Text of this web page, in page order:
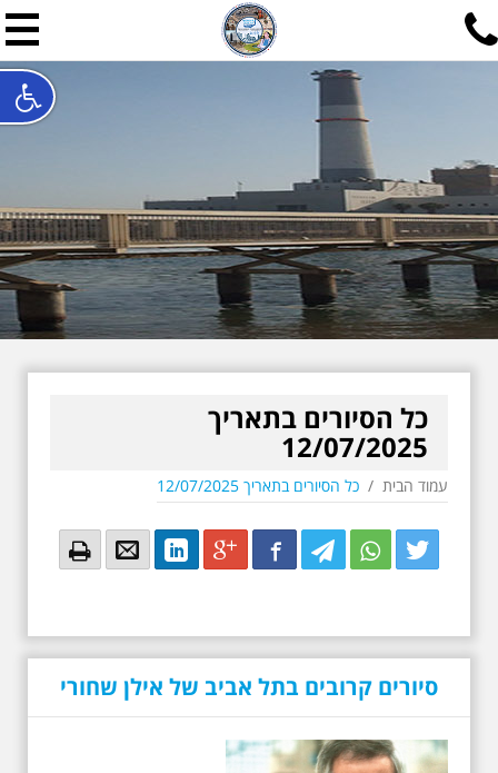
תל אביב שלי
תיור ישראלי בעריכת אילן
האתר המרכזי להיסטוריה של תל אביב ותולדות ארץ ישראל -
חייגו עכשיו:052-7747748
שלחו פנייה:ilan@mytelaviv.co.il
English עברית צור קשר
כל הסיורים בתאריך
12/07/2025
עמוד הבית / כל הסיורים בתאריך 12/07/2025
Twitter
Twitter
Twitter
Facebook
Google+
LinkedIn
Email
Email
סיורים קרובים בתל אביב של אילן שחורי